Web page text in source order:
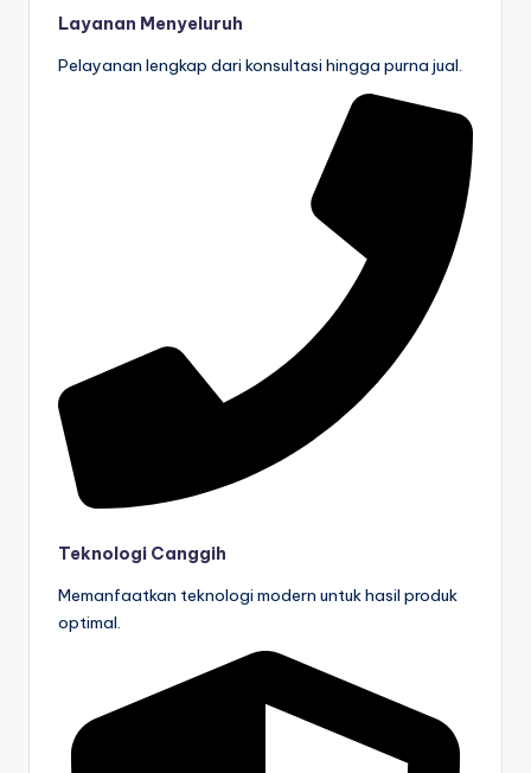
Layanan Menyeluruh
Pelayanan lengkap dari konsultasi hingga purna jual.
Teknologi Canggih
Memanfaatkan teknologi modern untuk hasil produk
optimal.